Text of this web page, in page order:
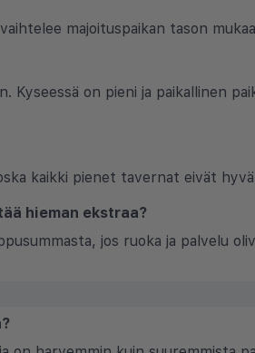
majoituspaikan tason
Kyseessä on pieni ja paikallinen
kaikki pienet tavernat eivät
hieman ekstraa?
jos ruoka ja palvelu